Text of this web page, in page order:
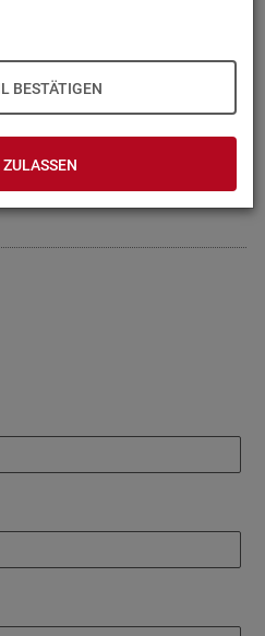
BESTÄTIGEN
so­fern Sie damit ein­ver­stan­
auch die unten ste­hen­den Hin­
sind Pflicht­fel­der.